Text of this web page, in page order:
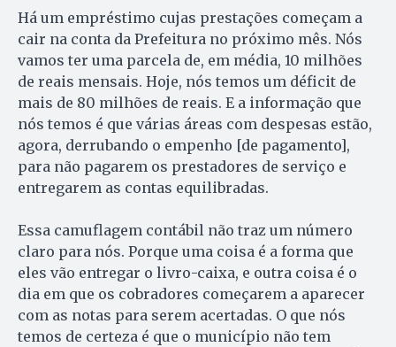
Há um empréstimo cujas prestações começam a
cair na conta da Prefeitura no próximo mês. Nós
vamos ter uma parcela de, em média, 10 milhões
de reais mensais. Hoje, nós temos um déficit de
mais de 80 milhões de reais. E a informação que
nós temos é que várias áreas com despesas estão,
agora, derrubando o empenho [de pagamento],
para não pagarem os prestadores de serviço e
entregarem as contas equilibradas.
Essa camuflagem contábil não traz um número
claro para nós. Porque uma coisa é a forma que
eles vão entregar o livro-caixa, e outra coisa é o
dia em que os cobradores começarem a aparecer
com as notas para serem acertadas. O que nós
temos de certeza é que o município não tem